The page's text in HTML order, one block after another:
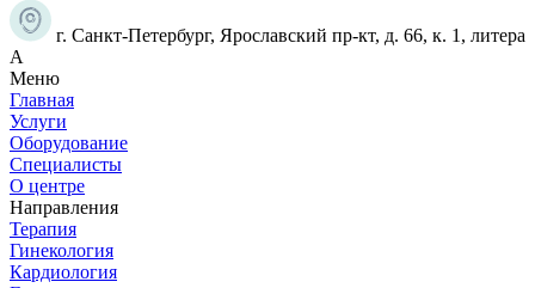
г. Санкт-Петербург, Ярославский пр-кт, д. 66, к. 1, литера
А
Меню
Главная
Услуги
Оборудование
Специалисты
О центре
Направления
Терапия
Гинекология
Кардиология